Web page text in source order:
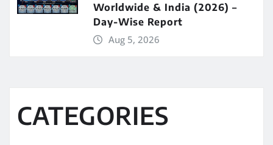
Worldwide & India (2026) –
Day-Wise Report
Aug 5, 2026
CATEGORIES